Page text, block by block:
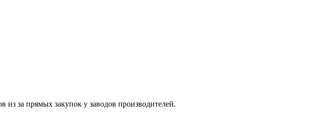
за прямых закупок у заводов производителей.